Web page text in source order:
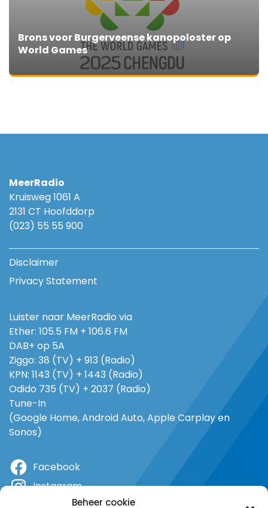
Beheer cookie
Brons voor Burgerveense kanopoloster op
World Games
MeerRadio
Kruisweg 1061 A
2131 CT Hoofddorp
(023) 55 55 900
Disclaimer
Privacy Statement
Luister naar MeerRadio via
Ether: 105.5 FM + 106.6 FM
DAB+ op 5A
Ziggo: 38 (TV) + 913 (Radio)
KPN: 1143 (TV) + 1443 (Radio)
Odido 735 (TV) + 2037 (Radio)
Tune-In
(Google Home, Android Auto, Apple Carplay en
Sonos)
Facebook
Instagram